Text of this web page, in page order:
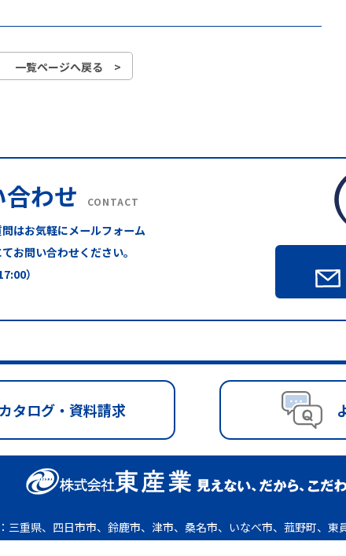
一覧ページへ戻る >
わせ CONTACT
はお気軽にメールフォーム
お問い合わせください。
）
カタログ・資料請求
三重県、四日市市、鈴鹿市、津市、桑名市、いなべ市、菰野町、東